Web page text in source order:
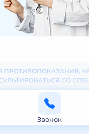
ПРОТИВОПОКАЗАНИЯ,
СО
Звонок